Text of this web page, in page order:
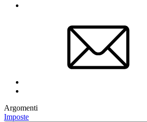
Argomenti
Imposte